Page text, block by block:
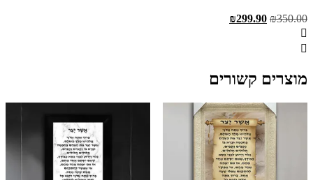
₪350.00
המחיר ₪299.90
מוצרים קשורים